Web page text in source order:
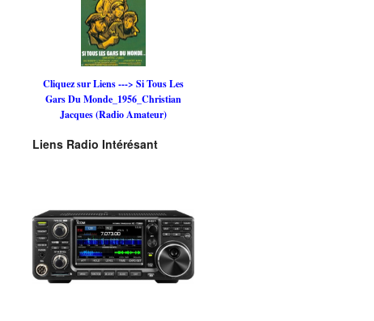
Cliquez sur Liens ---> Si Tous Les
Gars Du Monde_1956_Christian
Jacques (Radio Amateur)
Liens Radio Intérésant